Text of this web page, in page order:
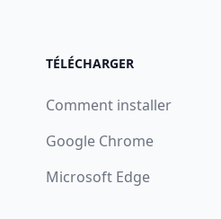
TÉLÉCHARGER
Comment installer
Google Chrome
Microsoft Edge